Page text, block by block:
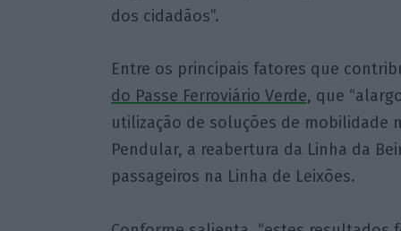
dos cidadãos”.
Entre os principais fatores que
do Passe Ferroviário Verde, que
utilização de soluções de mobilidade
Pendular, a reabertura da Linha da
passageiros na Linha de Leixões.